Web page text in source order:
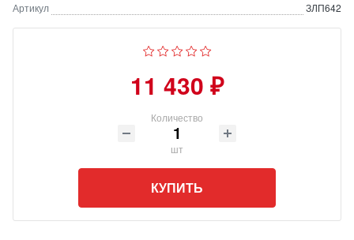
Артикул ЗЛП642
11 430 ₽
Количество
шт
КУПИТЬ